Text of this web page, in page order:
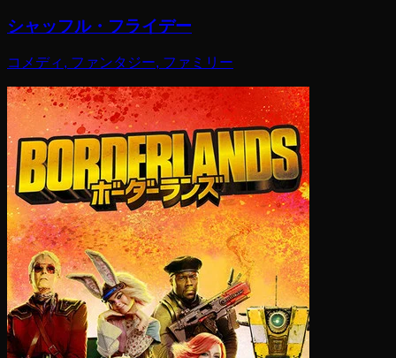
シャッフル・フライデー
コメディ, ファンタジー, ファミリー